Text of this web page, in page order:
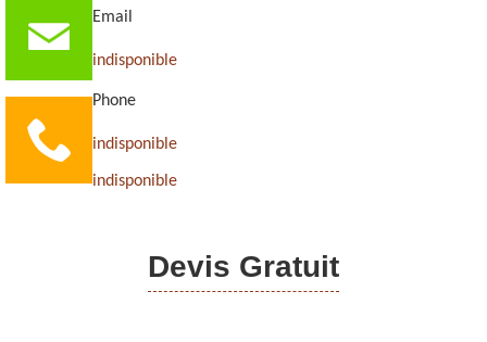
Email
indisponible
Phone
indisponible
indisponible
Devis Gratuit